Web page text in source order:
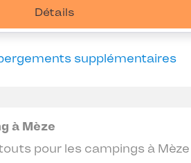
Détails
supplémentaires
à Mèze
pour les campings à Mèze